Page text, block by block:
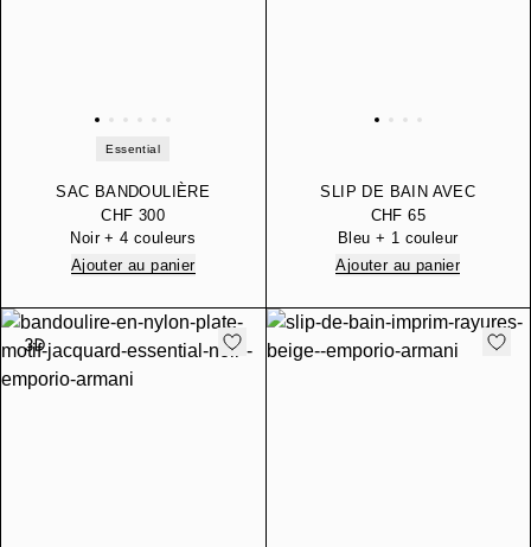
Essential
SAC BANDOULIÈRE
TEXTURÉ SAFFIANO
AVEC LOGO
CHF 300
Noir + 4 couleurs
Ajouter au panier
SLIP DE BAIN AVEC
ÉCUSSON EN SATIN
CHF 65
Bleu + 1 couleur
Ajouter au panier